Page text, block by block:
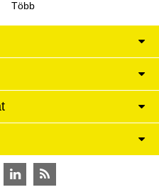
LinkedInRSS